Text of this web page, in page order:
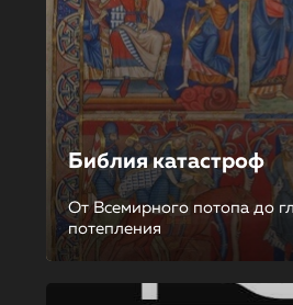
Библия катастроф
От Всемирного потопа до
потепления